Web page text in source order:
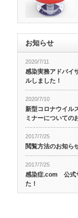
お知らせ
2020/7/11
感染実務アドバイ
ルしました！
2020/7/10
新型コロナウイル
ミナーについての
2017/7/25
閲覧方法のお知ら
2017/7/25
感染症.com 公式
た！